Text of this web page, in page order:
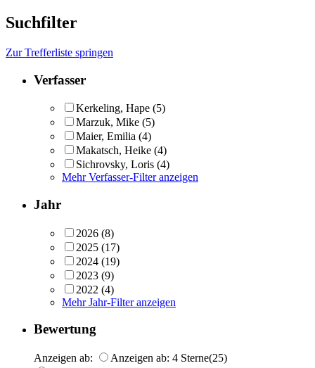
Suchfilter
Zur Trefferliste springen
Verfasser
Kerkeling, Hape (5)
Marzuk, Mike (5)
Maier, Emilia (4)
Makatsch, Heike (4)
Sichrovsky, Loris (4)
Mehr Verfasser-Filter anzeigen
Jahr
2026 (8)
2025 (17)
2024 (19)
2023 (9)
2022 (4)
Mehr Jahr-Filter anzeigen
Bewertung
Anzeigen ab: Anzeigen ab: 4 Sterne(25)